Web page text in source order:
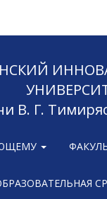
В. Г.